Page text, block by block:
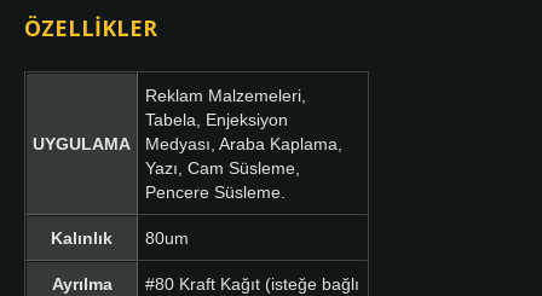
ÖZELLIKLER
UYGULAMA
Reklam Malzemeleri,
Tabela, Enjeksiyon
Medyası, Araba Kaplama,
Yazı, Cam Süsleme,
Pencere Süsleme.
Kalınlık 80um
Ayrılma
#80 Kraft Kağıt (isteğe bağlı